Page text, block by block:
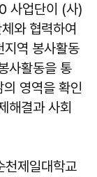
사업단이 (사)
와 협력하여
역 봉사활동
사활동을 통
영역을 확인
해결과 사회
천제일대학교